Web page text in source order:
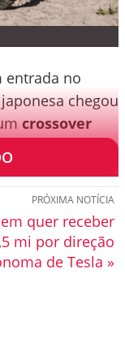
entrada no
chegou
crossover
Sahara.
PRÓXIMA NOTÍCIA
quer receber
mi por direção
de Tesla »